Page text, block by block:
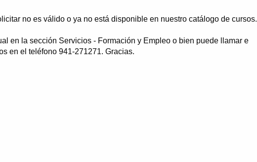
no es válido o ya no está disponible en nuestro catálogo de cursos.
en la sección Servicios - Formación y Empleo o bien puede llamar e
en el teléfono 941-271271. Gracias.